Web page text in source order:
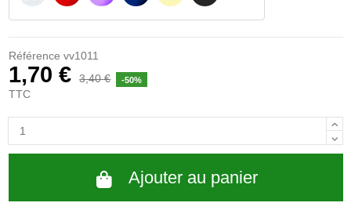
Référence vv1011
1,70 € 3,40 € -50%
TTC
Ajouter au panier